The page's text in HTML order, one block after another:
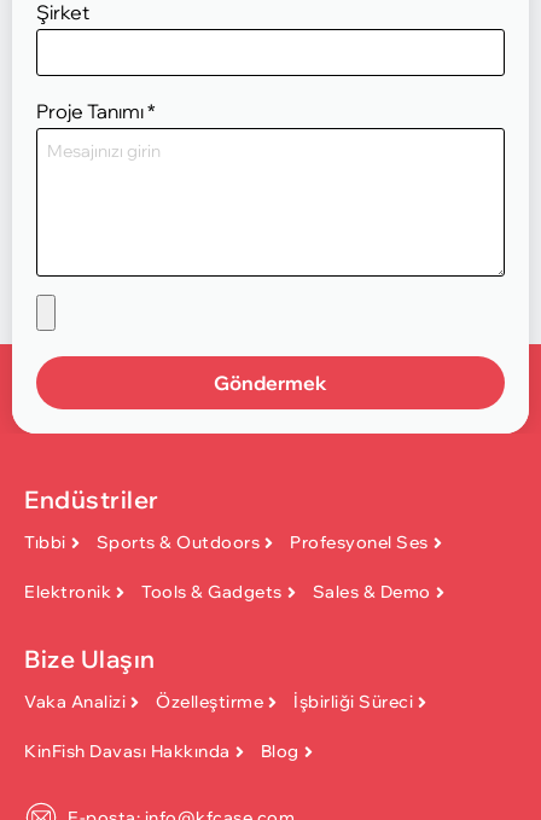
Şirket
Proje Tanımı*
Göndermek
Endüstriler
Tıbbi Sports & Outdoors Profesyonel Ses
Elektronik Tools & Gadgets Sales & Demo
Bize Ulaşın
Vaka Analizi Özelleştirme İşbirliği Süreci
KinFish Davası Hakkında Blog